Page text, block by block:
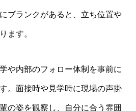
ブランクがあると、立ち位置や
ます。
や内部のフォロー体制を事前に
。面接時や見学時に現場の声掛
の姿を観察し、自分に合う雰囲